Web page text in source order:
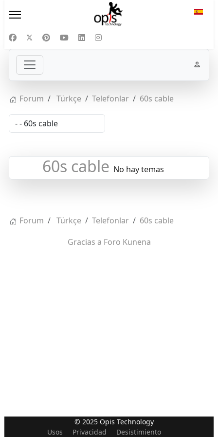
Forum Türkçe Telefonlar 60s cable
60s cable No hay temas
Forum Türkçe Telefonlar
60s cable
Gracias a Foro Kunena
© 2025 Opis Technology
Usos
Privacidad Desistimiento